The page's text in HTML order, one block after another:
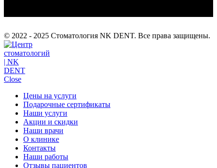
© 2022 - 2025 Стоматология NK DENT. Все права защищены.
Close
Цены на услуги
Подарочные сертификаты
Наши услуги
Акции и скидки
Наши врачи
О клинике
Контакты
Наши работы
Отзывы пациентов